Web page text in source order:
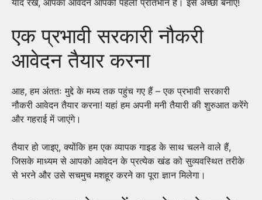
याद रखें, आपका आवेदन आपकी पहली प्रतिभान है। इसे अच्छा बनाएं!
एक प्रभावी सरकारी नौकरी
आवेदन तैयार करना
आह, हम अंततः मुद्दे के मध्य तक पहुंच गए हैं – एक प्रभावी सरकारी
नौकरी आवेदन तैयार करना! यहां हम अपनी मनी तैयारी की शुरुआत करेंगे
और गहराई में जाएंगे।
तैयार हो जाइए, क्योंकि हम एक व्यापक गाइड के साथ चलने वाले हैं,
जिसके माध्यम से आपको आवेदन के प्रत्येक खंड को सुव्यवस्थित तरीके
से भरने और उसे सचमुच मशहूर करने का पूरा ज्ञान मिलेगा।